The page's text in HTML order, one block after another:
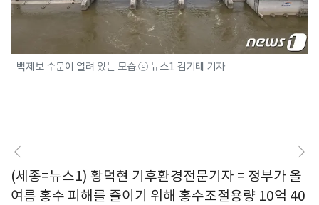
백제보 수문이 열려 있는 모습.ⓒ 뉴스1 김기태 기자
(세종=뉴스1) 황덕현 기후환경전문기자 = 정부가 올
여름 홍수 피해를 줄이기 위해 홍수조절용량 10억 40